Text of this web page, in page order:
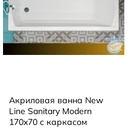
Акриловая ванна New
Line Sanitary Modern
170x70 с каркасом